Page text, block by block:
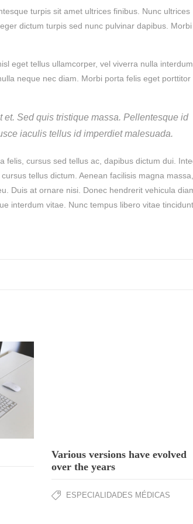
turpis sit amet ultrices finibus. Nunc ultrices
dictum turpis sed nunc pulvinar dapibus.
eget tellus ullamcorper, vel viverra nulla interdum.
neque nec diam. Morbi porta felis eget porttitor
Sed quis tristique massa. Pellentesque id
iaculis tellus id imperdiet malesuada.
felis, cursus sed tellus ac, dapibus dictum dui.
tellus dictum. Aenean facilisis magna
Duis at ornare nisi. Donec hendrerit vehicula
interdum vitae. Nunc tempus libero vitae tincidunt
Various versions have evolved
over the years
ESPECIALIDADES MÉDICAS